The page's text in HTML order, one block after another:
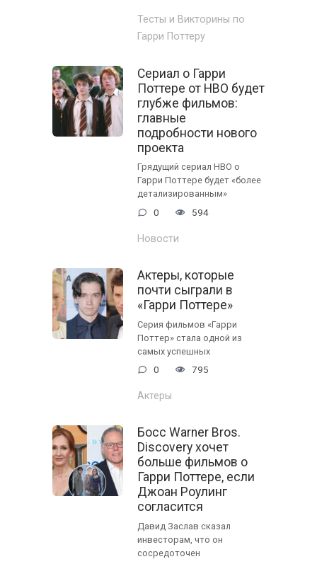
Тесты и Викторины по
Гарри Поттеру
Сериал о Гарри
Поттере от HBO будет
глубже фильмов:
главные
подробности нового
проекта
Грядущий сериал HBO о
Гарри Поттере будет «более
детализированным»
0 594
Новости
Актеры, которые
почти сыграли в
«Гарри Поттере»
Серия фильмов «Гарри
Поттер» стала одной из
самых успешных
0 795
Актеры
Босс Warner Bros.
Discovery хочет
больше фильмов о
Гарри Поттере, если
Джоан Роулинг
согласится
Давид Заслав сказал
инвесторам, что он
сосредоточен